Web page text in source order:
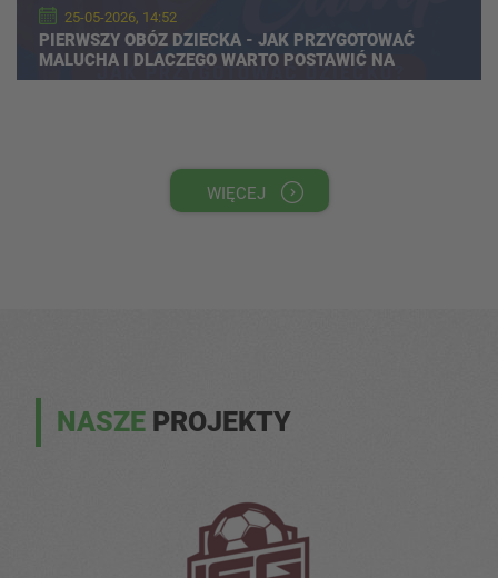
25-05-2026, 14:52
PIERWSZY OBÓZ DZIECKA - JAK PRZYGOTOWAĆ
MALUCHA I DLACZEGO WARTO POSTAWIĆ NA
WYJAZD SPORTOWY?
WIĘCEJ
NASZE PROJEKTY